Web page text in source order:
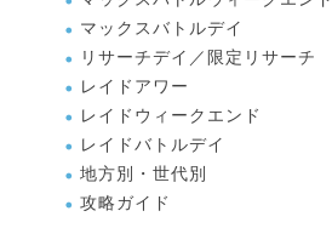
マックスバトルデイ
リサーチデイ／限定リサーチ
レイドアワー
レイドウィークエンド
レイドバトルデイ
地方別・世代別
攻略ガイド